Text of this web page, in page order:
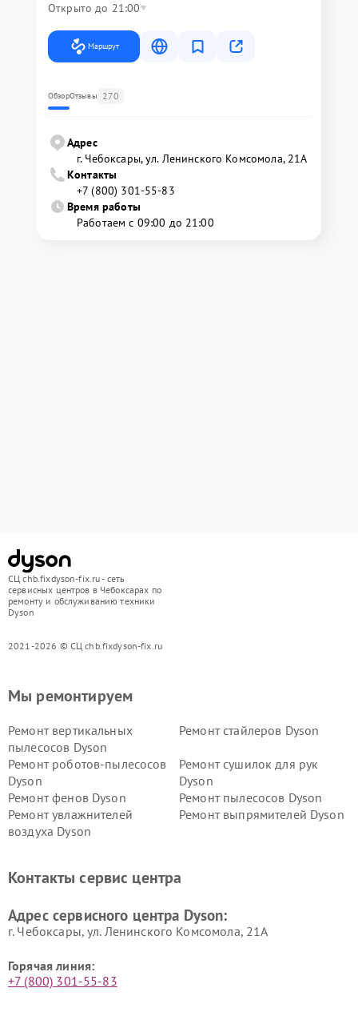
Открыто до 21:00
Маршрут
ОбзорОтзывы 270
Адрес
г. Чебоксары, ул. Ленинского Комсомола, 21А
Контакты
+7 (800) 301-55-83
Время работы
Работаем с 09:00 до 21:00
СЦ chb.fixdyson-fix.ru - сеть
сервисных центров в Чебоксарах по
ремонту и обслуживанию техники
Dyson
2021-2026 © СЦ chb.fixdyson-fix.ru
Мы ремонтируем
Ремонт вертикальных
пылесосов Dyson
Ремонт стайлеров Dyson
Ремонт роботов-пылесосов
Dyson
Ремонт сушилок для рук
Dyson
Ремонт фенов Dyson
Ремонт пылесосов Dyson
Ремонт увлажнителей
воздуха Dyson
Ремонт выпрямителей Dyson
Контакты сервис центра
Адрес сервисного центра Dyson:
г. Чебоксары, ул. Ленинского Комсомола, 21А
Горячая линия:
+7 (800) 301-55-83